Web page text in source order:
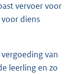
vervoer voor
diens
van
leerling en zo